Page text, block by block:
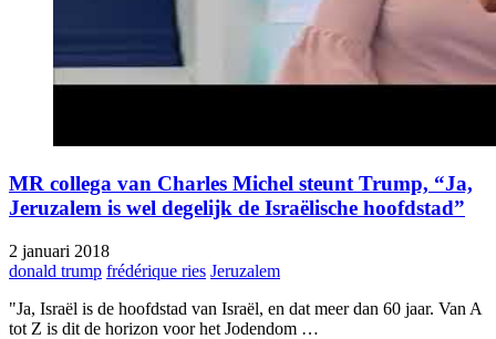
MR collega van Charles Michel steunt Trump, “Ja,
Jeruzalem is wel degelijk de Israëlische hoofdstad”
2 januari 2018
donald trump frédérique ries Jeruzalem
"Ja, Israël is de hoofdstad van Israël, en dat meer dan 60 jaar. Van A
tot Z is dit de horizon voor het Jodendom …